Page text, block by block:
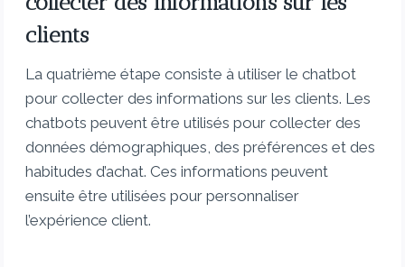
clients
La quatrième étape consiste à utiliser le chatbot
pour collecter des informations sur les clients. Les
chatbots peuvent être utilisés pour collecter des
données démographiques, des préférences et des
habitudes d’achat. Ces informations peuvent
ensuite être utilisées pour personnaliser
l’expérience client.